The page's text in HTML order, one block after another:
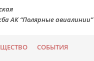
АК “Полярные авиалинии”
СОБЫТИЯ